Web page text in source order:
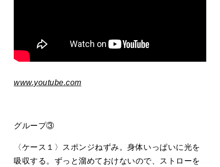
www.youtube.com
グループ③
〈ケース１〉スポンジねずみ。身体いっぱいに光を
吸収する。ずっと溜めておけないので、ストローを